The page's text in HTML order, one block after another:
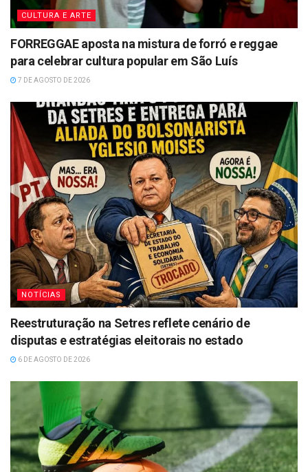
CULTURA E ARTE
FORREGGAE aposta na mistura de forró e reggae
para celebrar cultura popular em São Luís
7 DE AGOSTO DE 2026
NOTÍCIAS
Reestruturação na Setres reflete cenário de
disputas e estratégias eleitorais no estado
6 DE AGOSTO DE 2026